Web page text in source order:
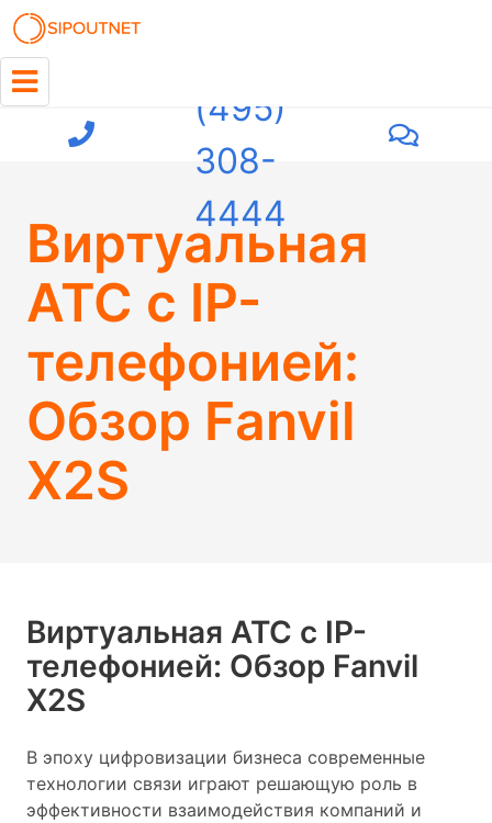
(495)
308-
4444
Виртуальная
АТС с IP-
телефонией:
Обзор Fanvil
X2S
Виртуальная АТС с IP-
телефонией: Обзор Fanvil
X2S
В эпоху цифровизации бизнеса современные
технологии связи играют решающую роль в
эффективности взаимодействия компаний и